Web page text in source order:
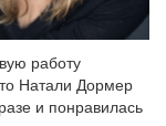
работу
Натали Дормер
и понравилась